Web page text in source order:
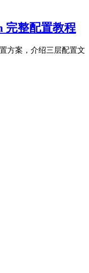
完整配置教程
置方案，介绍三层配置文